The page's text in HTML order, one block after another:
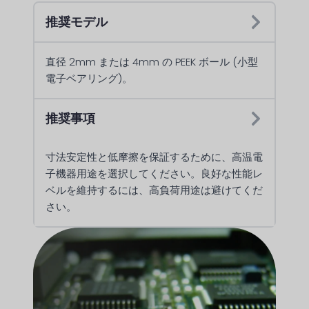
推奨モデル
直径 2mm または 4mm の PEEK ボール (小型
電子ベアリング)。
推奨事項
寸法安定性と低摩擦を保証するために、高温電
子機器用途を選択してください。良好な性能レ
ベルを維持するには、高負荷用途は避けてくだ
さい。